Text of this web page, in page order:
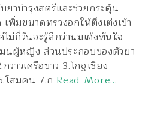
าบำรุงสตรีและช่วยกระตุ้น
พิ่มขนาดทรวงอกให้ตึงเต่งเข้า
ม่กี่วันจะรู้สึกว่านมเด้งทันใจ
มนผู้หญิง ส่วนประกอบของตัวยา
วาวเครือขาว 3.โกฐเชียง
โสมคน 7.กRead More…